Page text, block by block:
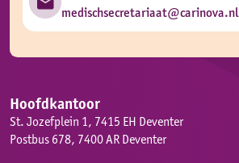
medischsecretariaat@carinova.nl
Hoofdkantoor
St. Jozefplein 1, 7415 EH Deventer
Postbus 678, 7400 AR Deventer